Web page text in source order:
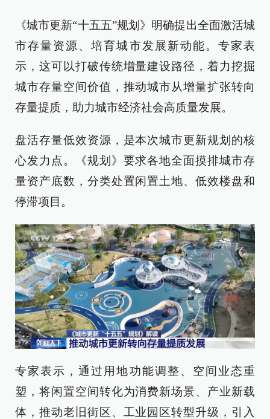
《城市更新“十五五”规划》明确提出全面激活城
市存量资源、培育城市发展新动能。专家表
示，这可以打破传统增量建设路径，着力挖掘
城市存量空间价值，推动城市从增量扩张转向
存量提质，助力城市经济社会高质量发展。
盘活存量低效资源，是本次城市更新规划的核
心发力点。《规划》要求各地全面摸排城市存
量资产底数，分类处置闲置土地、低效楼盘和
停滞项目。
专家表示，通过用地功能调整、空间业态重
塑，将闲置空间转化为消费新场景、产业新载
体，推动老旧街区、工业园区转型升级，引入